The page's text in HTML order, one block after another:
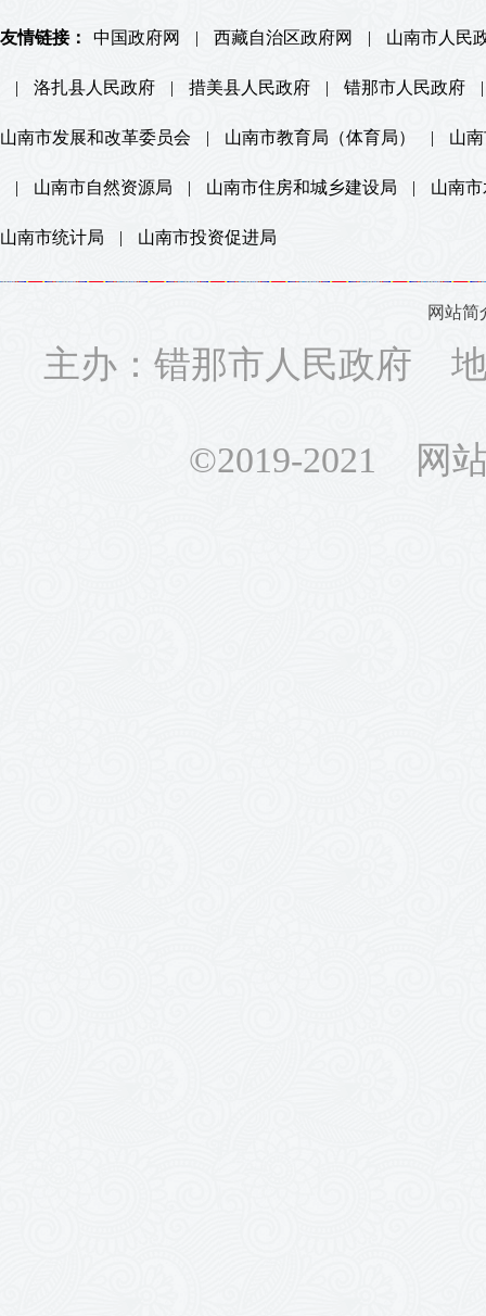
友情链接： 中国政府网 | 西藏自治区政府网 | 山南市人民
| 洛扎县人民政府 | 措美县人民政府 | 错那市人民政府 |
山南市发展和改革委员会 | 山南市教育局（体育局） | 山
| 山南市自然资源局 | 山南市住房和城乡建设局 | 山南
山南市统计局 | 山南市投资促进局
网站简
主办：错那市人民政府
©2019-2021 网